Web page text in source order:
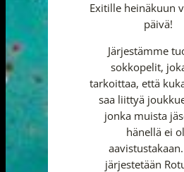
Exitille heinäkuun
päivä!
Järjestämme
sokkopelit,
tarkoittaa, että
saa liittyä
jonka muista
hänellä ei
järjestetään